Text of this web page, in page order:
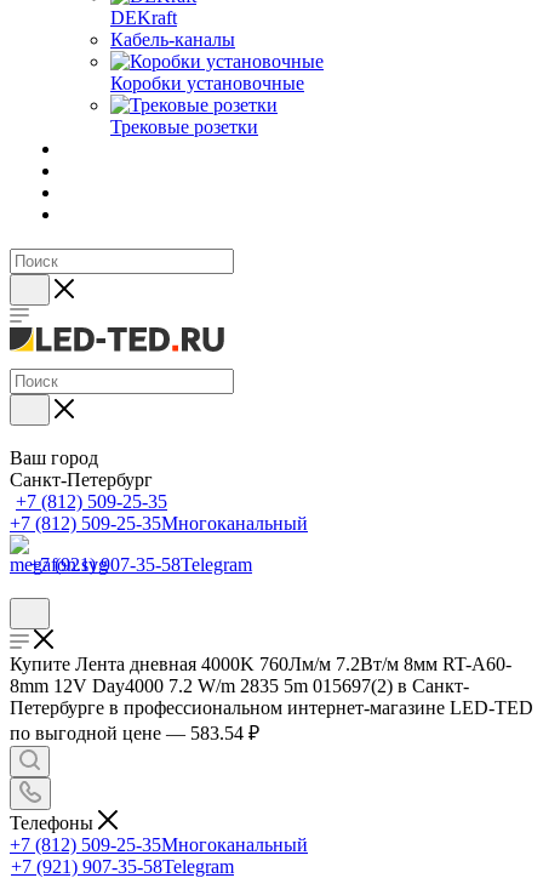
DEKraft
Кабель-каналы
Коробки установочные
Трековые розетки
Ваш город
Санкт-Петербург
+7 (812) 509-25-35
+7 (812) 509-25-35Многоканальный
+7 (921) 907-35-58Telegram
Купите Лента дневная 4000K 760Лм/м 7.2Вт/м 8мм RT-A60-
8mm 12V Day4000 7.2 W/m 2835 5m 015697(2) в Санкт-
Петербурге в профессиональном интернет-магазине LED-TED
по выгодной цене — 583.54 ₽
Телефоны
+7 (812) 509-25-35Многоканальный
+7 (921) 907-35-58Telegram